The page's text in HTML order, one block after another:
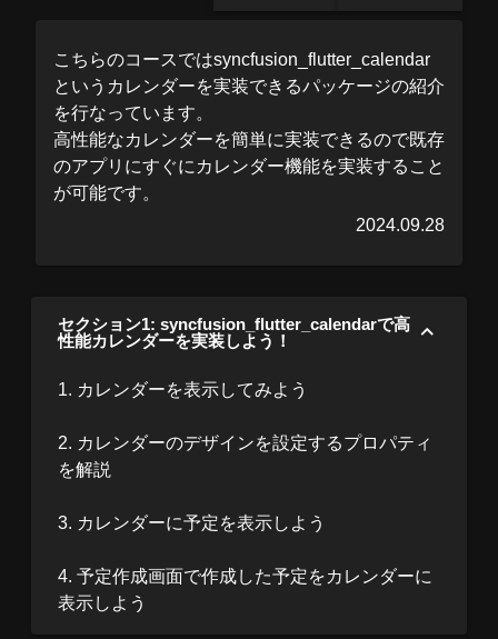
こちらのコースではsyncfusion_flutter_calendar
というカレンダーを実装できるパッケージの紹介
を行なっています。
高性能なカレンダーを簡単に実装できるので既存
のアプリにすぐにカレンダー機能を実装すること
が可能です。
2024.09.28
セクション1: syncfusion_flutter_calendarで高
性能カレンダーを実装しよう！
1. カレンダーを表示してみよう
2. カレンダーのデザインを設定するプロパティ
を解説
3. カレンダーに予定を表示しよう
4. 予定作成画面で作成した予定をカレンダーに
表示しよう